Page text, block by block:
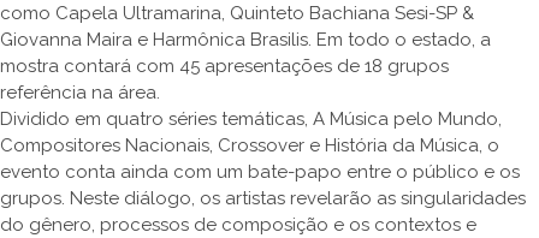
como Capela Ultramarina, Quinteto Bachiana Sesi-SP &
Giovanna Maira e Harmônica Brasilis. Em todo o estado, a
mostra contará com 45 apresentações de 18 grupos
referência na área.
Dividido em quatro séries temáticas, A Música pelo Mundo,
Compositores Nacionais, Crossover e História da Música, o
evento conta ainda com um bate-papo entre o público e os
grupos. Neste diálogo, os artistas revelarão as singularidades
do gênero, processos de composição e os contextos e